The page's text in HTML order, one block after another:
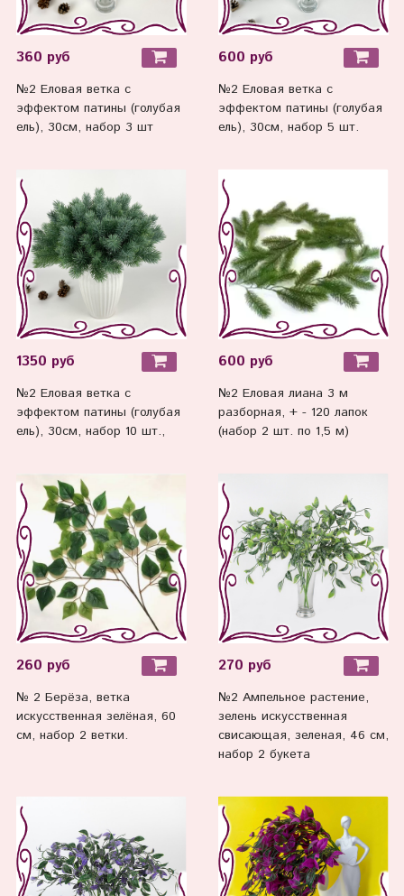
360 руб
№2 Еловая ветка с
эффектом патины (голубая
ель), 30см, набор 3 шт
600 руб
№2 Еловая ветка с
эффектом патины (голубая
ель), 30см, набор 5 шт.
1350 руб
№2 Еловая ветка с
эффектом патины (голубая
ель), 30см, набор 10 шт.,
600 руб
№2 Еловая лиана 3 м
разборная, + - 120 лапок
(набор 2 шт. по 1,5 м)
260 руб
№ 2 Берёза, ветка
искусственная зелёная, 60
см, набор 2 ветки.
270 руб
№2 Ампельное растение,
зелень искусственная
свисающая, зеленая, 46 см,
набор 2 букета